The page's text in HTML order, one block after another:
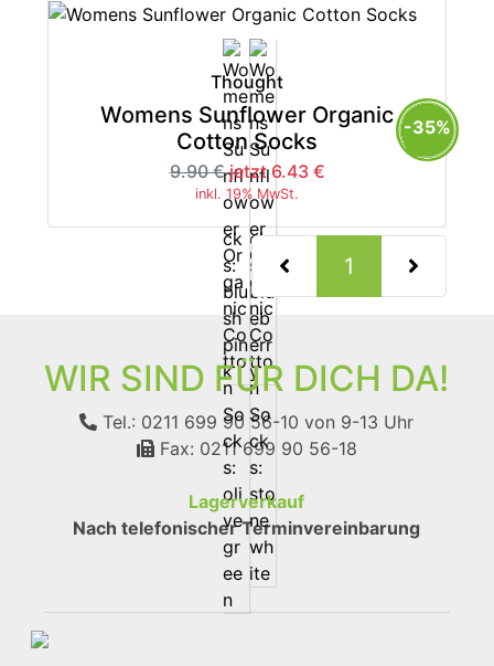
Thought
Womens Sunflower Organic
Cotton Socks
9.90 € jetzt 6.43 €
inkl. 19% MwSt.
-35%
1 (current)
WIR SIND FÜR DICH DA!
Tel.: 0211 699 90 56-10 von 9-13 Uhr
Fax: 0211 699 90 56-18
Lagerverkauf
Nach telefonischer Terminvereinbarung